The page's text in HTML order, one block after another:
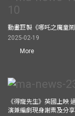
動畫巨製《哪吒之魔童
2025-02-19
More
《得寵先生》英國上映
演兼編劇現身謝票及分